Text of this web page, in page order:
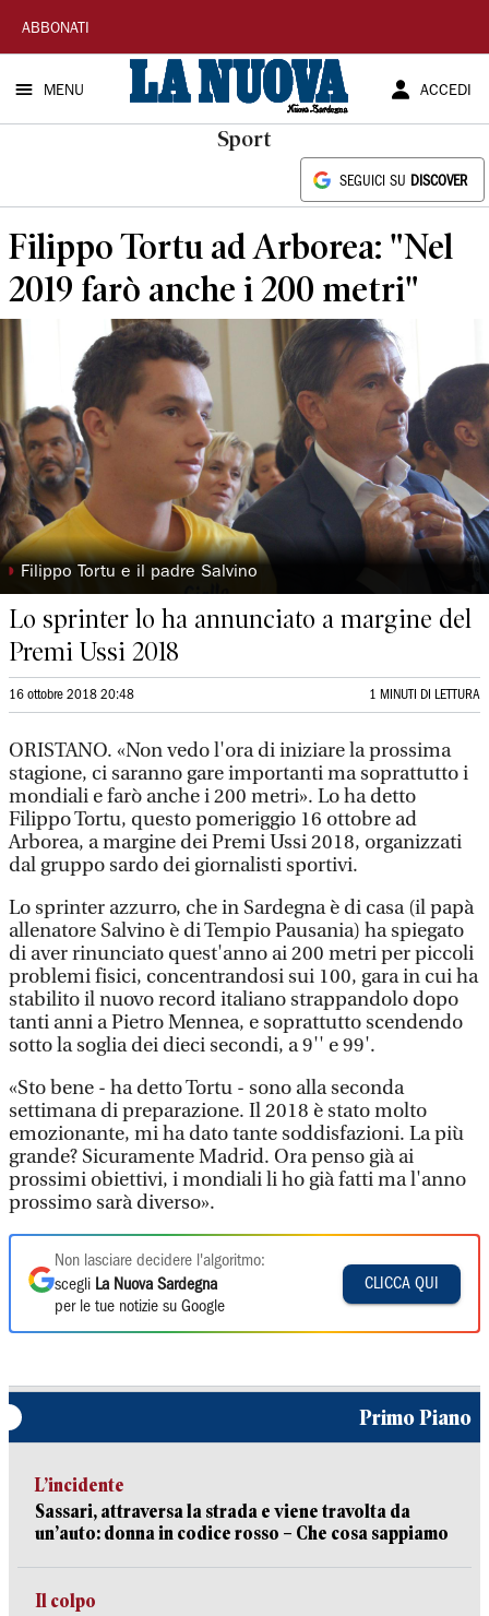
La
Nuova
Sardegna
ABBONATI
MENU ACCEDI
Sport
SEGUICI SU DISCOVER
Filippo Tortu ad Arborea: "Nel
2019 farò anche i 200 metri"
◗ Filippo Tortu e il padre Salvino
Lo sprinter lo ha annunciato a margine del
Premi Ussi 2018
16 ottobre 2018 20:48 1 MINUTI DI LETTURA
ORISTANO. «Non vedo l'ora di iniziare la prossima
stagione, ci saranno gare importanti ma soprattutto i
mondiali e farò anche i 200 metri». Lo ha detto
Filippo Tortu, questo pomeriggio 16 ottobre ad
Arborea, a margine dei Premi Ussi 2018, organizzati
dal gruppo sardo dei giornalisti sportivi.
Lo sprinter azzurro, che in Sardegna è di casa (il papà
allenatore Salvino è di Tempio Pausania) ha spiegato
di aver rinunciato quest'anno ai 200 metri per piccoli
problemi fisici, concentrandosi sui 100, gara in cui ha
stabilito il nuovo record italiano strappandolo dopo
tanti anni a Pietro Mennea, e soprattutto scendendo
sotto la soglia dei dieci secondi, a 9'' e 99'.
«Sto bene - ha detto Tortu - sono alla seconda
settimana di preparazione. Il 2018 è stato molto
emozionante, mi ha dato tante soddisfazioni. La più
grande? Sicuramente Madrid. Ora penso già ai
prossimi obiettivi, i mondiali li ho già fatti ma l'anno
prossimo sarà diverso».
Non lasciare decidere l'algoritmo:
scegli La Nuova Sardegna
per le tue notizie su Google
CLICCA QUI
Primo Piano
L’incidente
Sassari, attraversa la strada e viene travolta da
un’auto: donna in codice rosso – Che cosa sappiamo
Il colpo